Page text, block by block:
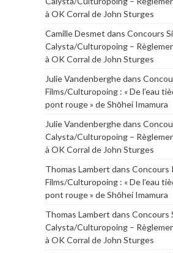
à OK Corral de John Sturges
Camille Desmet dans Concours
Calysta/Culturopoing –
à OK Corral de John Sturges
Julie Vandenberghedans
Films/Culturopoing : « De l’eau
pont rouge » de Shōhei Imamura
Julie Vandenberghedans
Calysta/Culturopoing –
à OK Corral de John Sturges
Thomas Lambert dans Concours
Films/Culturopoing : « De l’eau
pont rouge » de Shōhei Imamura
Thomas Lambert dans Concours
Calysta/Culturopoing –
à OK Corral de John Sturges